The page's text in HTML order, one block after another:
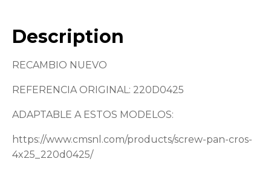
Description
RECAMBIO NUEVO
REFERENCIA ORIGINAL: 220D0425
ADAPTABLE A ESTOS MODELOS:
https://www.cmsnl.com/products/screw-pan-cros-
4x25_220d0425/